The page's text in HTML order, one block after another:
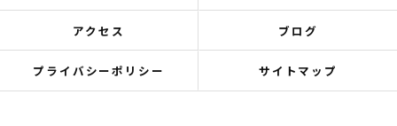
アクセス ブログ
プライバシーポリシー サイトマップ